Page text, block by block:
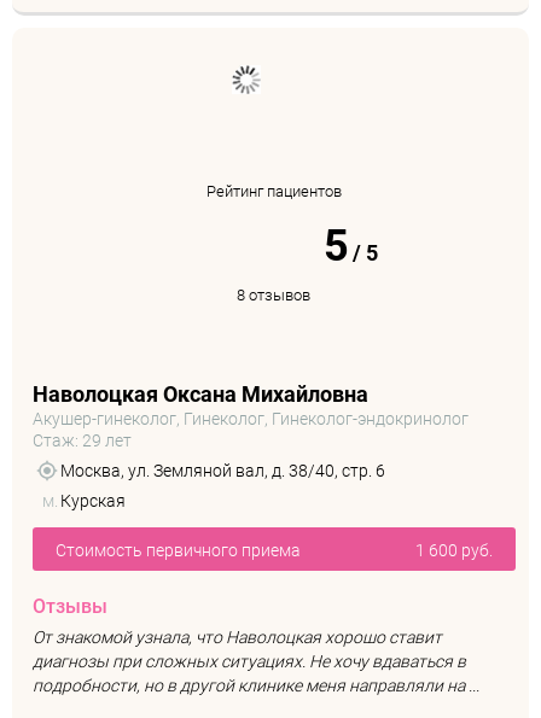
Рейтинг пациентов
5/5
8 отзывов
Наволоцкая Оксана Михайловна
Акушер-гинеколог, Гинеколог, Гинеколог-эндокринолог
Стаж: 29 лет
Москва, ул. Земляной вал, д. 38/40, стр. 6
м. Курская
Стоимость первичного приема 1 600 руб.
Отзывы
От знакомой узнала, что Наволоцкая хорошо ставит
диагнозы при сложных ситуациях. Не хочу вдаваться в
подробности, но в другой клинике меня направляли на ...